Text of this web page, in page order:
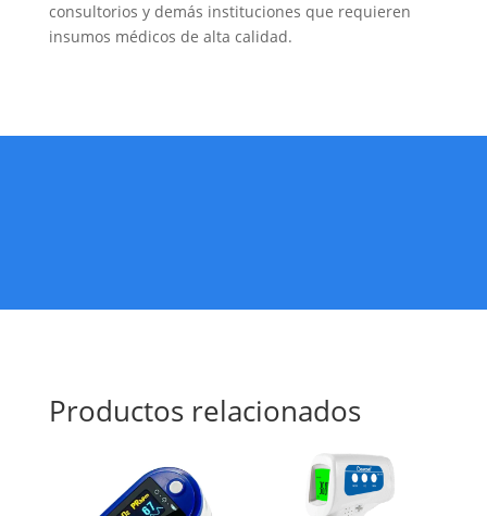
consultorios y demás instituciones que requieren
insumos médicos de alta calidad.
Productos relacionados